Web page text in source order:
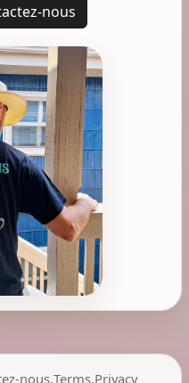
nous
nous,Terms,Privacy